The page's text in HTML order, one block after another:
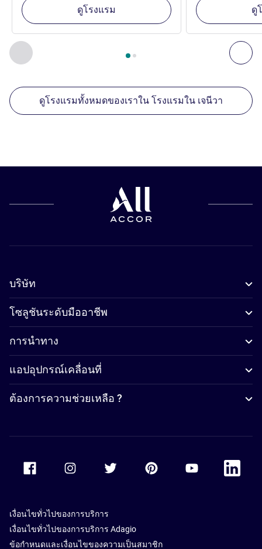
ก่อนหน้า - สถานประกอบการอื่นของเราที่อยู่ใกล้เคียง ถั
หน้า1 , สถานประกอบการอื่นของเราที่อยู่ใกล้เคียง 1 :,
ดูโรงแรม ดู
ดูโรงแรมทั้งหมดของเราใน โรงแรมใน เจนีวา
บริษัท
โซลูชันระดับมืออาชีพ
การนำทาง
แอปอุปกรณ์เคลื่อนที่
ต้องการความช่วยเหลือ ?
Accor Youtube
Accor
เงื่อนไขทั่วไปของการบริการ
เงื่อนไขทั่วไปของการบริการ Adagio
ข้อกำหนดและเงื่อนไขของความเป็นสมาชิก